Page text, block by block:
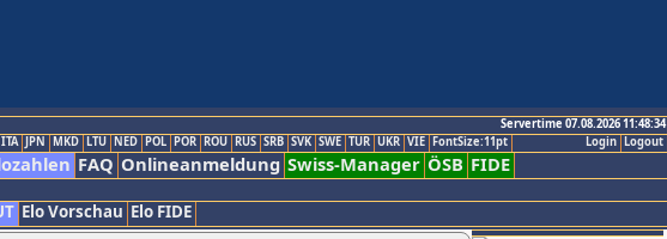
Servertime 07.08.2026 11:48:34
Logout
Login
ITA JPN MKD LTU NED POL POR ROU RUS SRB SVK SWE TUR UKR VIE FontSize:11pt
FAQ Onlineanmeldung Swiss-Manager ÖSB FIDE
Elo Vorschau Elo FIDE